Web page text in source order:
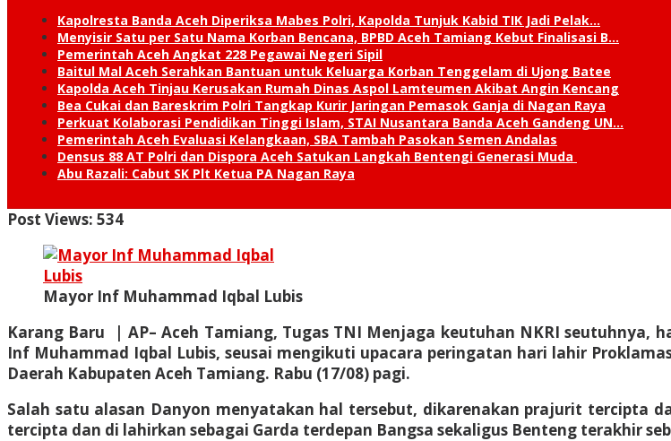
Kapolresta Banda Aceh Diperiksa Mabes Polri, Kapolda Tunjuk Kabid TIK Jadi Pelak…
Menyisir Satu per Satu Nama Korban Bencana, BPBD Aceh Tamiang Kebut Finalisasi B…
Pemerintah Aceh Angkat 228 Pegawai Negeri Sipil
Baitul Mal Aceh Serahkan Bantuan untuk Keluarga Korban Tenggelam di Ujong Batee
Kapolda Aceh Tinjau Kerusakan Rumah Dinas Aspol Lamteumen Akibat Angin Kencang
Bea Cukai dan Bareskrim Polri Tangkap Kurir Jaringan Pemasok Ganja di Nagan Raya
Perkuat Kolaborasi Pendidikan Tinggi Islam, STAI Nusantara Banda Aceh Gandeng UN…
Pemerintah Aceh Evaluasi Kelangkaan, SBA Tambah Pasokan Semen Andalas
Densus 88 AT Polri dan Dispora Aceh Satukan Langkah Bentengi Generasi Muda
Abu Razali: Cabut SK Plt Ketua PA Nagan Raya
Post Views: 534
Mayor Inf Muhammad Iqbal Lubis
Karang Baru | AP– Aceh Tamiang, Tugas TNI Menjaga keutuhan NKRI seutuhnya,
Inf Muhammad Iqbal Lubis, seusai mengikuti upacara peringatan hari lahir
Daerah Kabupaten Aceh Tamiang. Rabu (17/08) pagi.
Salah satu alasan Danyon menyatakan hal tersebut, dikarenakan prajurit tercipta
tercipta dan di lahirkan sebagai Garda terdepan Bangsa sekaligus Benteng terakhir